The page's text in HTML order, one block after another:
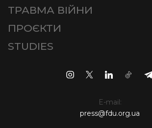
ТРАВМА ВІЙНИ
ПРОЄКТИ
STUDIES
E-mail:
press@fdu.org.ua